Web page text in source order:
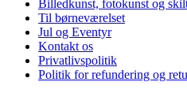
Billedkunst, fotokunst og
Til børneværelset
Jul og Eventyr
Kontakt os
Privatlivspolitik
Politik for refundering og